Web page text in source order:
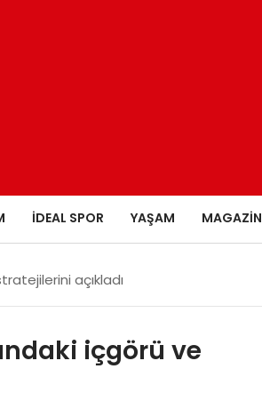
İDEAL SPOR YAŞAM MAGAZIN
açıkladı
içgörü ve